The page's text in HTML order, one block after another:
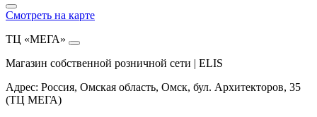
Смотреть на карте
ТЦ «МЕГА»
Магазин собственной розничной сети | ELIS
Адрес: Россия, Омская область, Омск, бул. Архитекторов, 35
(ТЦ МЕГА)